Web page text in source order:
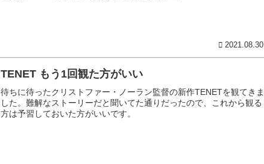
2021.08.30
TENET もう1回観た方がいい
待ちに待ったクリストファー・ノーラン監督の新作TENETを観てきま
した。難解なストーリーだと聞いてた通りだったので、これから観る
方は予習しておいた方がいいです。